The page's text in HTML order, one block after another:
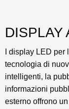
DISPLAY
I display LED
tecnologia di
intelligenti, la
informazioni
esterno offrono